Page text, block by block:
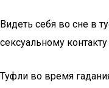
Видеть себя во сне в
сексуальному
Туфли во время